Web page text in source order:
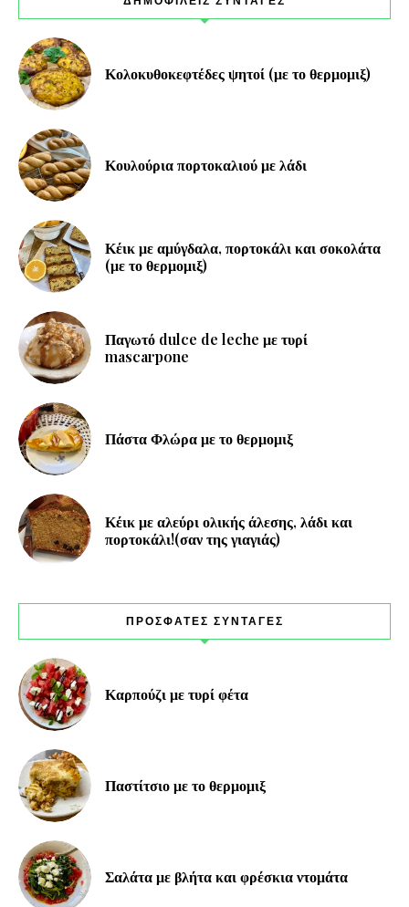
Κολοκυθοκεφτέδες ψητοί (με το θερμομιξ)
Κουλούρια πορτοκαλιού με λάδι
Κέικ με αμύγδαλα, πορτοκάλι και σοκολάτα
(με το θερμομιξ)
Παγωτό dulce de leche με τυρί
mascarpone
Πάστα Φλώρα με το θερμομιξ
Κέικ με αλεύρι ολικής άλεσης, λάδι και
πορτοκάλι!(σαν της γιαγιάς)
ΠΡΟΣΦΑΤΕΣ ΣΥΝΤΑΓΕΣ
Καρπούζι με τυρί φέτα
Παστίτσιο με το θερμομιξ
Σαλάτα με βλήτα και φρέσκια ντομάτα